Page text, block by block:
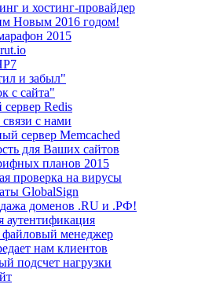
и хостинг-провайдер
Новым 2016 годом!
2015
и забыл"
с сайта"
Redis
с нами
сервер Memcached
для Ваших сайтов
планов 2015
проверка на вирусы
GlobalSign
доменов .RU и .РФ!
аутентификация
менеджер
нам клиентов
подсчет нагрузки